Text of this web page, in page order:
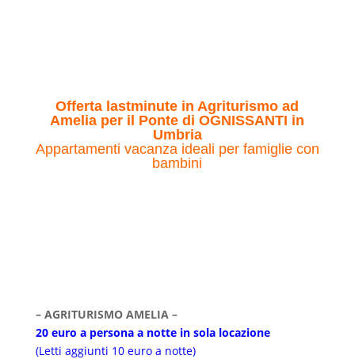
Offerta lastminute in Agriturismo ad
Amelia per il Ponte di OGNISSANTI in
Umbria
Appartamenti vacanza ideali per famiglie con
bambini
– AGRITURISMO AMELIA –
20 euro a persona a notte in sola locazione
(Letti aggiunti 10 euro a notte)